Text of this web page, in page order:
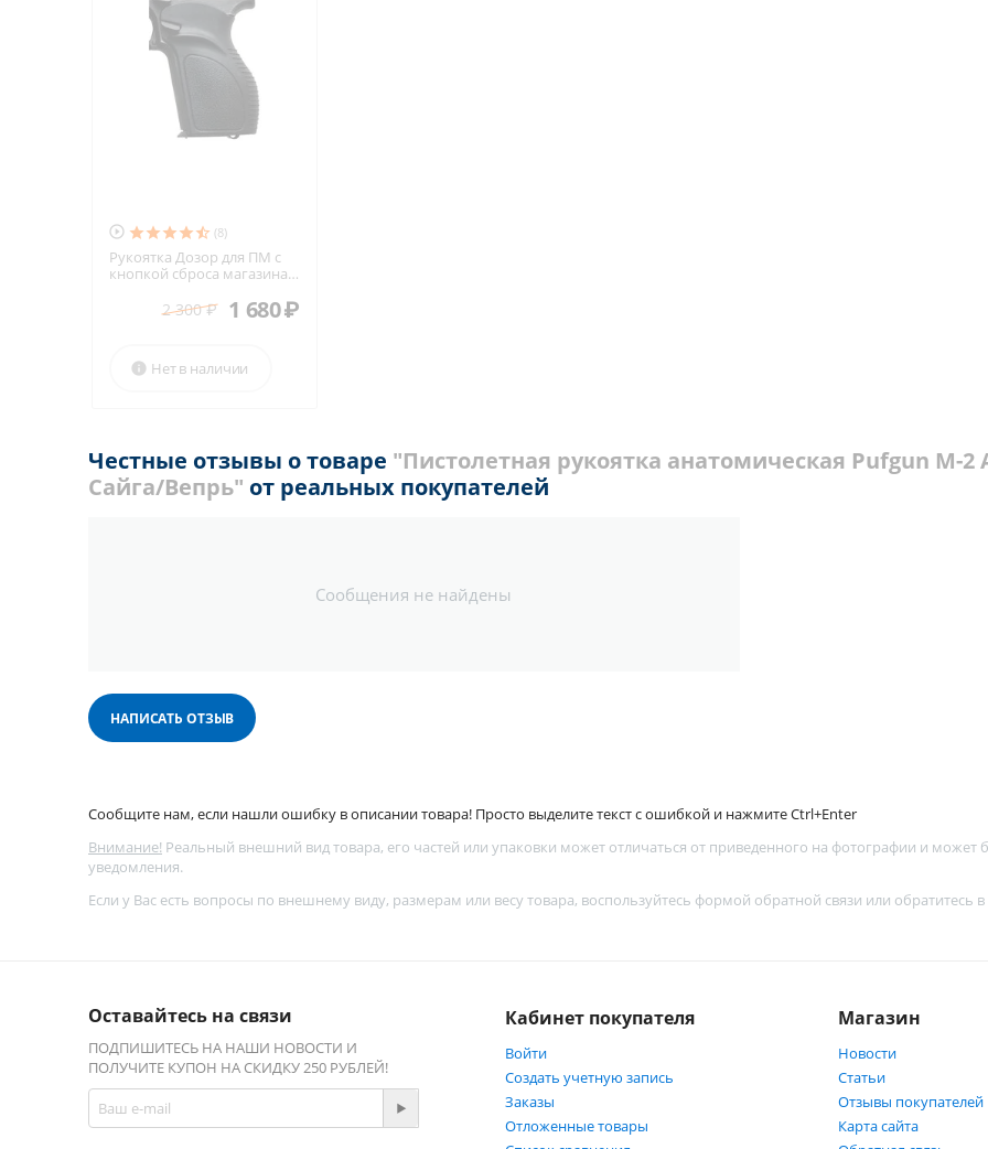
 (8)
Рукоятка Дозор для ПМ с
кнопкой сброса магазина и
2 300 ₽ 1 680₽
Нет в наличии

Честные отзывы о товаре "Пистолетная рукоятка анатомическая Pufgun М-2
Сайга/Вепрь" от реальных покупателей
Сообщения не найдены
НАПИСАТЬ ОТЗЫВ
Сообщите нам, если нашли ошибку в описании товара! Просто выделите текст с ошибкой и нажмите Ctrl+Enter
Внимание! Реальный внешний вид товара, его частей или упаковки может отличаться от приведенного на фотографии и
уведомления.
Если у Вас есть вопросы по внешнему виду, размерам или весу товара, воспользуйтесь формой обратной связи или обратитесь
Оставайтесь на связи
ПОДПИШИТЕСЬ НА НАШИ НОВОСТИ И
ПОЛУЧИТЕ КУПОН НА СКИДКУ 250 РУБЛЕЙ!
Кабинет покупателя
Войти
Создать учетную запись
Заказы
Отложенные товары
Магазин
Новости
Статьи
Отзывы покупателей
Карта сайта